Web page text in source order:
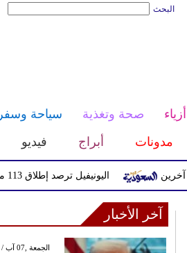
البحث
أزياء صحة وتغذية سياحة وسفر
مدونات أبراج فيديو
اليونيفيل ترصد إطلاق 113 مقذوفا إسرائيليا على لبنان خلال يوم واحد
آخر الأخبار
GMT 21:29 2026 الجمعة ,07 آب / أغسطس